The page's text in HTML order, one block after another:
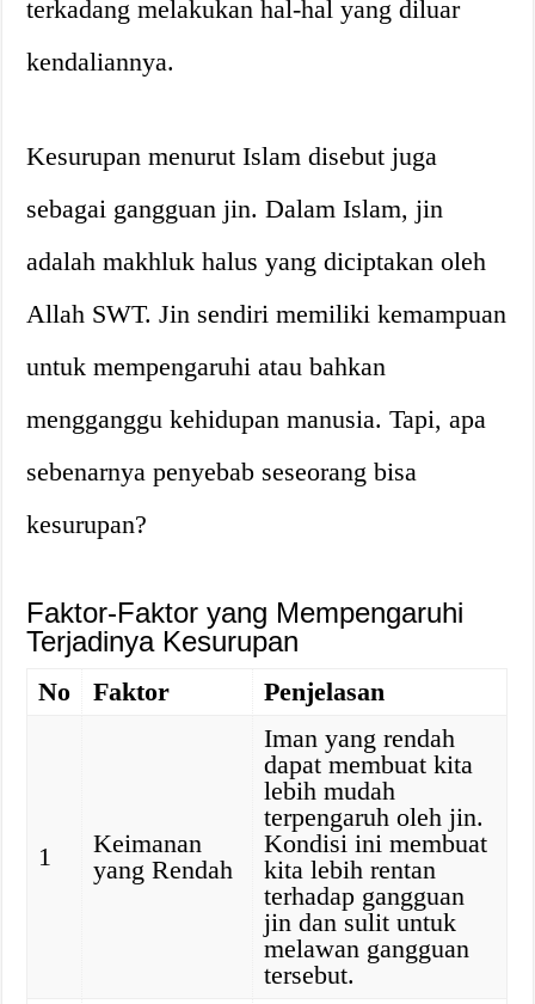
terkadang melakukan hal-hal yang diluar
kendaliannya.
Kesurupan menurut Islam disebut juga
sebagai gangguan jin. Dalam Islam, jin
adalah makhluk halus yang diciptakan oleh
Allah SWT. Jin sendiri memiliki kemampuan
untuk mempengaruhi atau bahkan
mengganggu kehidupan manusia. Tapi, apa
sebenarnya penyebab seseorang bisa
kesurupan?
Faktor-Faktor yang Mempengaruhi
Terjadinya Kesurupan
No Faktor Penjelasan
1
Keimanan
yang Rendah
Iman yang rendah
dapat membuat kita
lebih mudah
terpengaruh oleh jin.
Kondisi ini membuat
kita lebih rentan
terhadap gangguan
jin dan sulit untuk
melawan gangguan
tersebut.